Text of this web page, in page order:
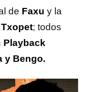
de Faxu y la
Txopet; todos
Playback
y Bengo.